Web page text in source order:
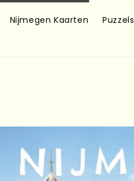
Nijmegen Kaarten Puzzels